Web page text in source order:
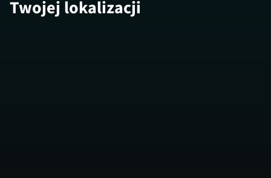
Twojej lokalizacji